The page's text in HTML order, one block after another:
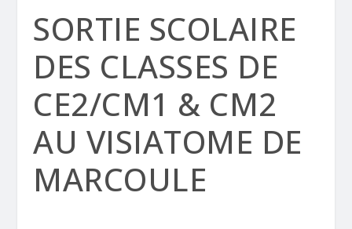
SORTIE SCOLAIRE
DES CLASSES DE
CE2/CM1 & CM2
AU VISIATOME DE
MARCOULE